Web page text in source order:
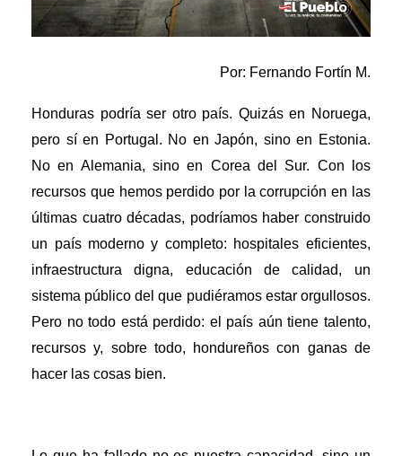
Por: Fernando Fortín M.
Honduras podría ser otro país. Quizás en Noruega,
pero sí en Portugal. No en Japón, sino en Estonia.
No en Alemania, sino en Corea del Sur. Con los
recursos que hemos perdido por la corrupción en las
últimas cuatro décadas, podríamos haber construido
un país moderno y completo: hospitales eficientes,
infraestructura digna, educación de calidad, un
sistema público del que pudiéramos estar orgullosos.
Pero no todo está perdido: el país aún tiene talento,
recursos y, sobre todo, hondureños con ganas de
hacer las cosas bien.